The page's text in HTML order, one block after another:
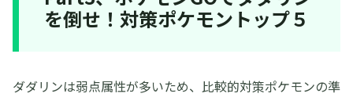
を倒せ！対策ポケモントップ５
ダダリンは弱点属性が多いため、比較的対策ポケモンの準